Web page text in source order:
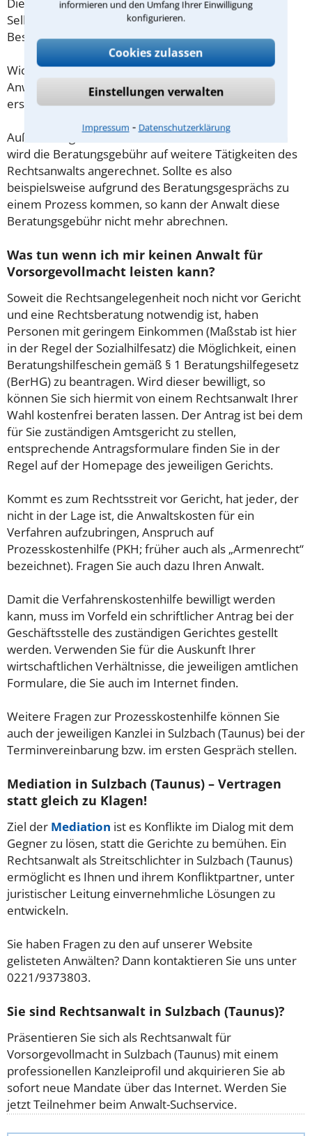
informieren und den Umfang Ihrer Einwilligung
konfigurieren.
Cookies zulassen
Einstellungen verwalten
Impressum ⁃ Datenschutzerklärung
Selbstständige oder Freiberufler gilt diese
Beschränkung nicht.
Wichtig daher: Klären Sie die Kostenfrage mit Ihrem
Anwalt aus Sulzbach (Taunus) schon zu Beginn der
ersten Beratung.
Außerdem gut zu wissen: Gemäß § 34 Absatz 2 RVG
wird die Beratungsgebühr auf weitere Tätigkeiten des
Rechtsanwalts angerechnet. Sollte es also
beispielsweise aufgrund des Beratungsgesprächs zu
einem Prozess kommen, so kann der Anwalt diese
Beratungsgebühr nicht mehr abrechnen.
Was tun wenn ich mir keinen Anwalt für
Vorsorgevollmacht leisten kann?
Soweit die Rechtsangelegenheit noch nicht vor Gericht
und eine Rechtsberatung notwendig ist, haben
Personen mit geringem Einkommen (Maßstab ist hier
in der Regel der Sozialhilfesatz) die Möglichkeit, einen
Beratungshilfeschein gemäß § 1 Beratungshilfegesetz
(BerHG) zu beantragen. Wird dieser bewilligt, so
können Sie sich hiermit von einem Rechtsanwalt Ihrer
Wahl kostenfrei beraten lassen. Der Antrag ist bei dem
für Sie zuständigen Amtsgericht zu stellen,
entsprechende Antragsformulare finden Sie in der
Regel auf der Homepage des jeweiligen Gerichts.
Kommt es zum Rechtsstreit vor Gericht, hat jeder, der
nicht in der Lage ist, die Anwaltskosten für ein
Verfahren aufzubringen, Anspruch auf
Prozesskostenhilfe (PKH; früher auch als „Armenrecht“
bezeichnet). Fragen Sie auch dazu Ihren Anwalt.
Damit die Verfahrenskostenhilfe bewilligt werden
kann, muss im Vorfeld ein schriftlicher Antrag bei der
Geschäftsstelle des zuständigen Gerichtes gestellt
werden. Verwenden Sie für die Auskunft Ihrer
wirtschaftlichen Verhältnisse, die jeweiligen amtlichen
Formulare, die Sie auch im Internet finden.
Weitere Fragen zur Prozesskostenhilfe können Sie
auch der jeweiligen Kanzlei in Sulzbach (Taunus) bei der
Terminvereinbarung bzw. im ersten Gespräch stellen.
Mediation in Sulzbach (Taunus) – Vertragen
statt gleich zu Klagen!
Ziel der Mediation ist es Konflikte im Dialog mit dem
Gegner zu lösen, statt die Gerichte zu bemühen. Ein
Rechtsanwalt als Streitschlichter in Sulzbach (Taunus)
ermöglicht es Ihnen und ihrem Konfliktpartner, unter
juristischer Leitung einvernehmliche Lösungen zu
entwickeln.
Sie haben Fragen zu den auf unserer Website
gelisteten Anwälten? Dann kontaktieren Sie uns unter
0221/9373803.
Sie sind Rechtsanwalt in Sulzbach (Taunus)?
Präsentieren Sie sich als Rechtsanwalt für
Vorsorgevollmacht in Sulzbach (Taunus) mit einem
professionellen Kanzleiprofil und akquirieren Sie ab
sofort neue Mandate über das Internet. Werden Sie
jetzt Teilnehmer beim Anwalt-Suchservice.